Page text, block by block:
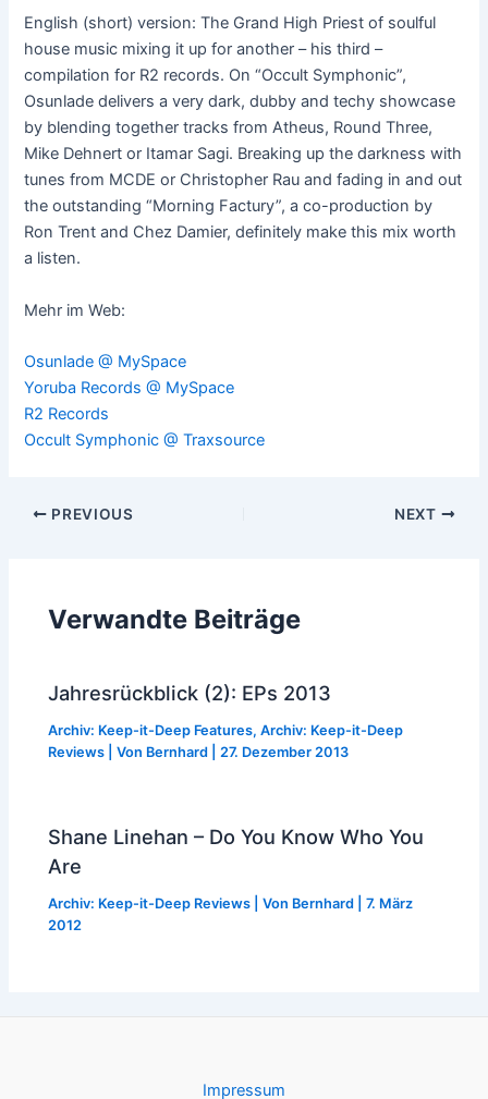
English (short) version: The Grand High Priest of soulful
house music mixing it up for another – his third –
compilation for R2 records. On “Occult Symphonic”,
Osunlade delivers a very dark, dubby and techy showcase
by blending together tracks from Atheus, Round Three,
Mike Dehnert or Itamar Sagi. Breaking up the darkness with
tunes from MCDE or Christopher Rau and fading in and out
the outstanding “Morning Factury”, a co-production by
Ron Trent and Chez Damier, definitely make this mix worth
a listen.
Mehr im Web:
Osunlade @ MySpace
Yoruba Records @ MySpace
R2 Records
Occult Symphonic @ Traxsource
Post
PREVIOUS NEXT
Verwandte Beiträge
Jahresrückblick (2): EPs 2013
Archiv: Keep-it-Deep Features,Archiv: Keep-it-Deep
Reviews | Von Bernhard 27. Dezember 2013
Shane Linehan – Do You Know Who You
Are
Archiv: Keep-it-Deep Reviews | Von Bernhard |7. März
2012
Impressum